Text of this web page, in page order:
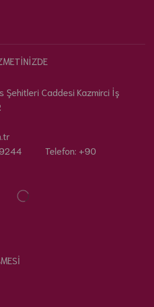
Şehitleri Caddesi Kazmirci İş
Telefon: +90